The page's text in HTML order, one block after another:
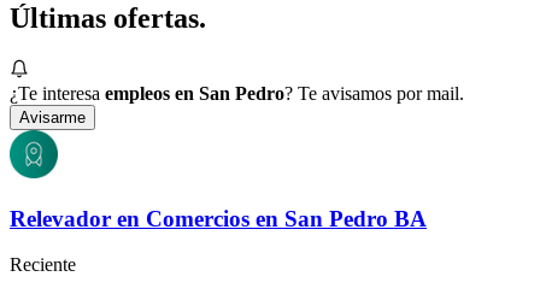
Últimas ofertas.
¿Te interesa empleos en San Pedro? Te avisamos por mail.
Avisarme
Relevador en Comercios en San Pedro BA
Reciente